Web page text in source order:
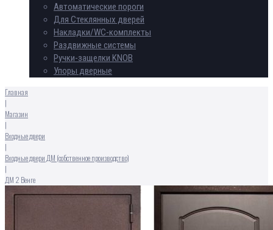
Автоматические пороги
Для Стеклянных дверей
Накладки/WC-комплекты
Раздвижные системы
Ручки-защелки KNOB
Упоры дверные
Главная
|
Магазин
|
Входные двери
|
Входные двери ДМ (собственное производство)
|
ДМ 2 Венге